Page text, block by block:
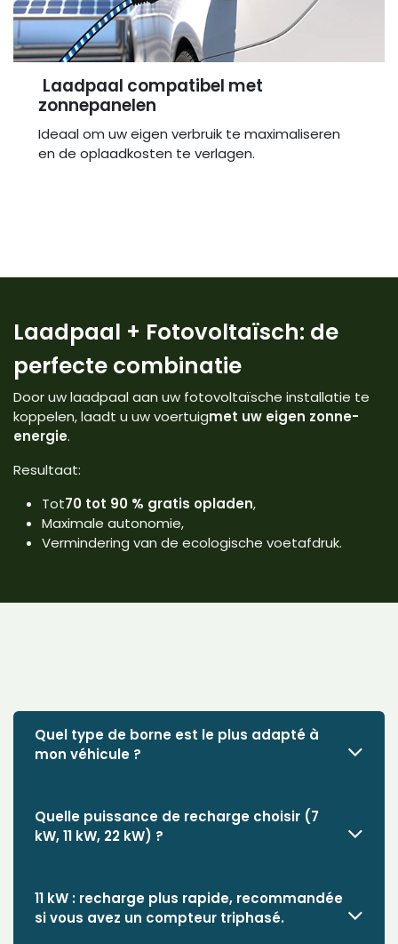
Laadpaal compatibel met
zonnepanelen
Ideaal om uw eigen verbruik te maximaliseren
en de oplaadkosten te verlagen.
Laadpaal + Fotovoltaïsch: de
perfecte combinatie
Door uw laadpaal aan uw fotovoltaïsche installatie te
koppelen, laadt u uw voertuigmet uw eigen zonne-
energie.
Resultaat:
Tot70 tot 90 % gratis opladen,
Maximale autonomie,
Vermindering van de ecologische voetafdruk.
Quel type de borne est le plus adapté à
mon véhicule ?
Quelle puissance de recharge choisir (7
kW, 11 kW, 22 kW) ?
11 kW : recharge plus rapide, recommandée
si vous avez un compteur triphasé.